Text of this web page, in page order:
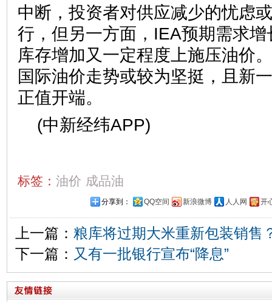
中断，投资者对供应减少的忧虑
行，但另一方面，IEA预期需求
库存增加又一定程度上施压油价
国际油价走势或较为坚挺，且新
正值开端。
(中新经纬APP)
标签： 油价 成品油
分享到： QQ空间 新浪微博 人人网 开
上一篇： 粮库将过期大米重新包装销售
下一篇： 又有一批银行宣布“降息”